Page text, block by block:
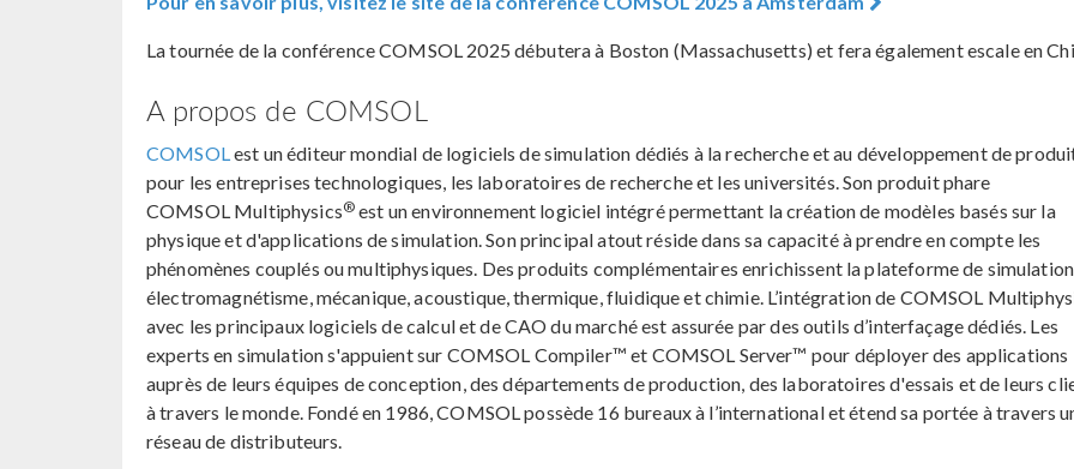
La tournée de la conférence COMSOL 2025 débutera à Boston (Massachusetts) et fera également escale en
A propos de COMSOL
COMSOL est un éditeur mondial de logiciels de simulation dédiés à la recherche et au développement de
pour les entreprises technologiques, les laboratoires de recherche et les universités. Son produit phare
COMSOL Multiphysics® est un environnement logiciel intégré permettant la création de modèles basés sur la
physique et d'applications de simulation. Son principal atout réside dans sa capacité à prendre en compte les
phénomènes couplés ou multiphysiques. Des produits complémentaires enrichissent la plateforme de
électromagnétisme, mécanique, acoustique, thermique, fluidique et chimie. L’intégration de COMSOL
avec les principaux logiciels de calcul et de CAO du marché est assurée par des outils d’interfaçage dédiés. Les
experts en simulation s'appuient sur COMSOL Compiler™ et COMSOL Server™ pour déployer des applications
auprès de leurs équipes de conception, des départements de production, des laboratoires d'essais et de leurs
à travers le monde. Fondé en 1986, COMSOL possède 16 bureaux à l’international et étend sa portée à travers
réseau de distributeurs.